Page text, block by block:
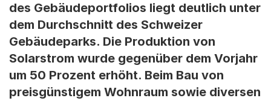
des Gebäudeportfolios liegt deutlich unter
dem Durchschnitt des Schweizer
Gebäudeparks. Die Produktion von
Solarstrom wurde gegenüber dem Vorjahr
um 50 Prozent erhöht. Beim Bau von
preisgünstigem Wohnraum sowie diversen